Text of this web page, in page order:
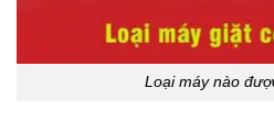
Loại máy nào